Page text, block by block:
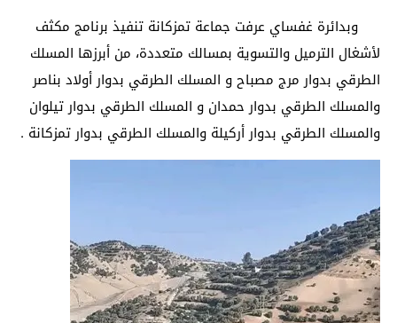
وبدائرة غفساي عرفت جماعة تمزكانة تنفيذ برنامج مكثف
لأشغال الترميل والتسوية بمسالك متعددة، من أبرزها المسلك
الطرقي بدوار مرج مصباح و المسلك الطرقي بدوار أولاد بناصر
والمسلك الطرقي بدوار حمدان و المسلك الطرقي بدوار تيلوان
والمسلك الطرقي بدوار أركيلة والمسلك الطرقي بدوار تمزكانة .